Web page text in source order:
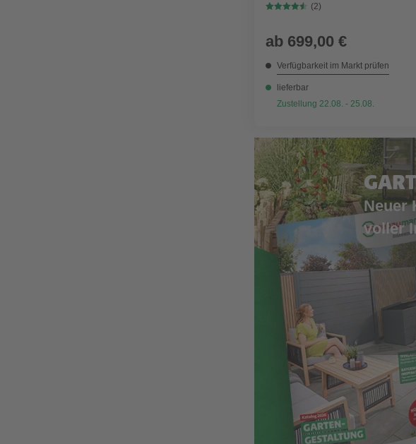
(Außenmaße inkl.
(2)
ab 699,00 €
Verfügbarkeit im Markt prüfen
lieferbar
Zustellung 22.08. - 25.08.
Neuer
voller